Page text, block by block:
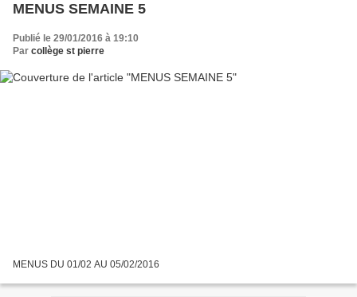
MENUS SEMAINE 5
Publié le 29/01/2016 à 19:10
Par collège st pierre
MENUS DU 01/02 AU 05/02/2016